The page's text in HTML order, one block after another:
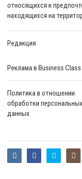
относящихся к
находящихся на
Редакция
Реклама в Business Class
Политика в отношении
обработки персональных
данных